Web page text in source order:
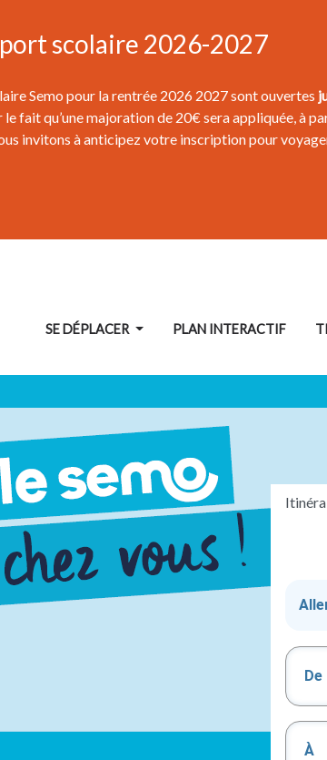
scolaire 2026-2027
Semo pour la rentrée 2026 2027 sont ouvertes
fait qu’une majoration de 20€ sera appliquée, à
invitons à anticipez votre inscription pour
SE DÉPLACER PLAN INTERACTIF
De
À